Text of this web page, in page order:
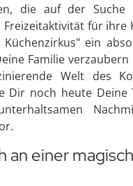
die auf der Suche
Freizeitaktivität für ihre
ein
Familie
Welt des
Dir noch heute Deine
an einer